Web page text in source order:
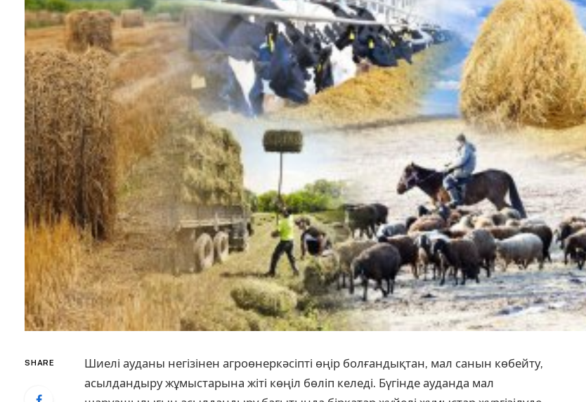
SHARE
Шиелі ауданы негізінен агроөнеркәсіпті өңір болғандықтан, мал санын көбейту,
асылдандыру жұмыстарына жіті көңіл бөліп келеді. Бүгінде ауданда мал